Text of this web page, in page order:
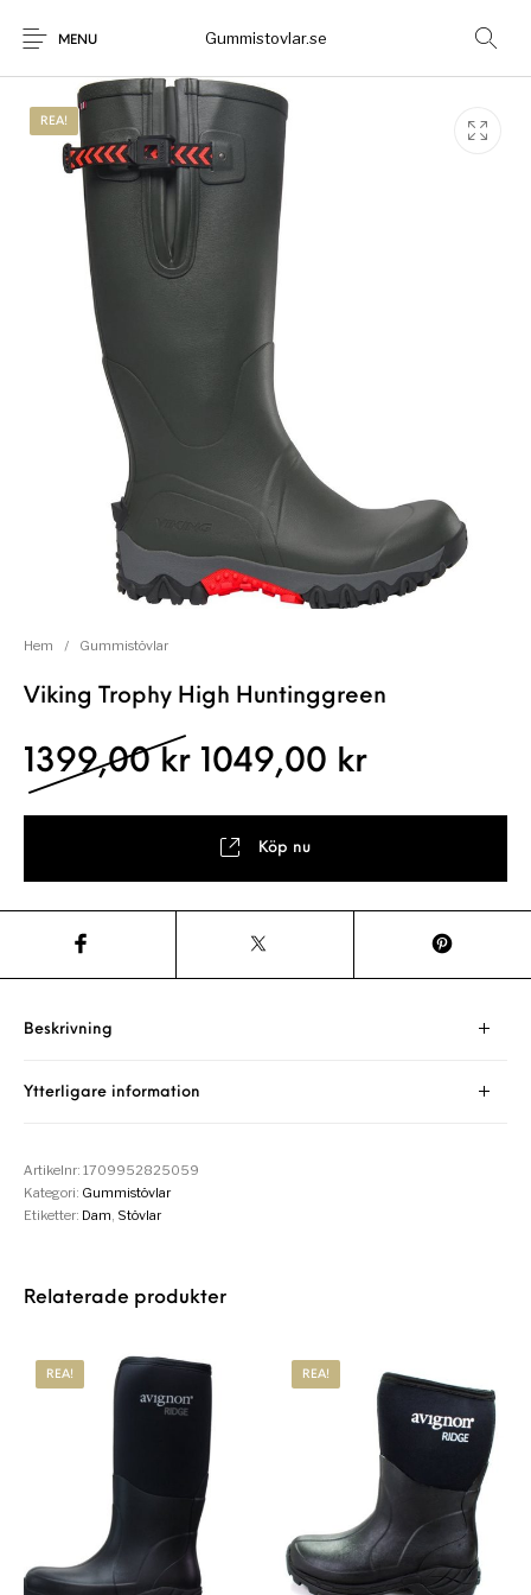
MENU Gummistovlar.se
Nyheter Rea!
REA!
Hem / Gummistövlar
Viking Trophy High Huntinggreen
1399,00 kr Det ursprungliga
1049,00 krDet
Köp nu
Beskrivning
Ytterligare information
Artikelnr:1709952825059
Kategori: Gummistövlar
Etiketter: Dam Stövlar
Relaterade produkter
REA! REA!